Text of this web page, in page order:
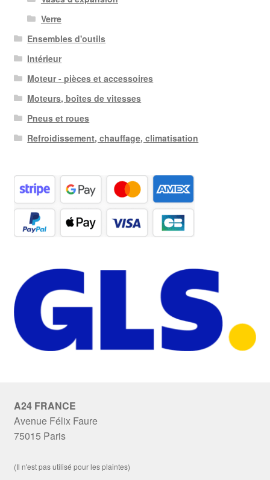
Verre
Ensembles d'outils
Intérieur
Moteur - pièces et accessoires
Moteurs, boîtes de vitesses
Pneus et roues
Refroidissement, chauffage, climatisation
A24 FRANCE
Avenue Félix Faure
75015 Paris
(Il n'est pas utilisé pour les plaintes)